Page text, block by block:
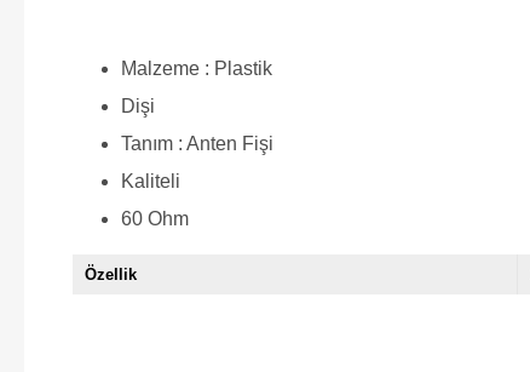
Malzeme : Plastik
Dişi
Tanım : Anten Fişi
Kaliteli
60 Ohm
Özellik